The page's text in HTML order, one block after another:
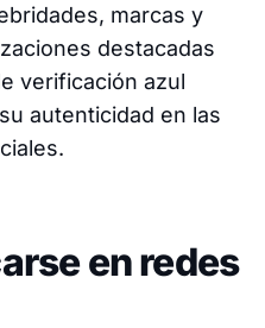
marcas y
destacadas
verificación azul
autenticidad en las
en redes